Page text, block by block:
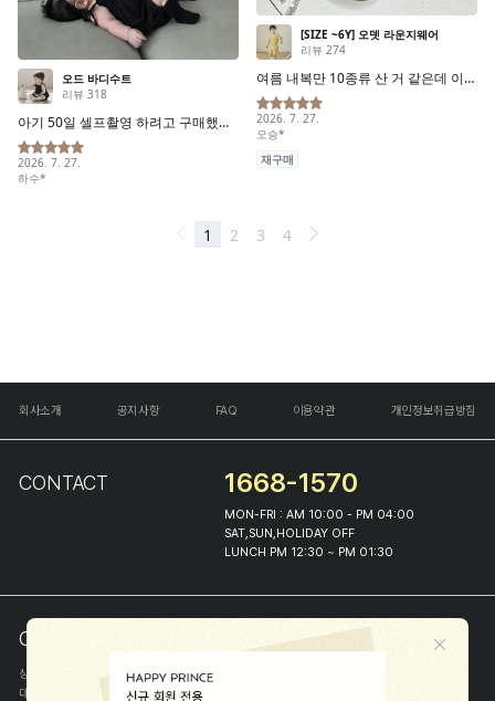
회사소개 공지사항 FAQ 이용약관 개인정보취급방침
CONTACT 1668-1570
MON-FRI : AM 10:00 - PM 04:00
SAT,SUN,HOLIDAY OFF
LUNCH PM 12:30 ~ PM 01:30
COMPANY INFO
상호
(주)해피프린스
대표
이화진